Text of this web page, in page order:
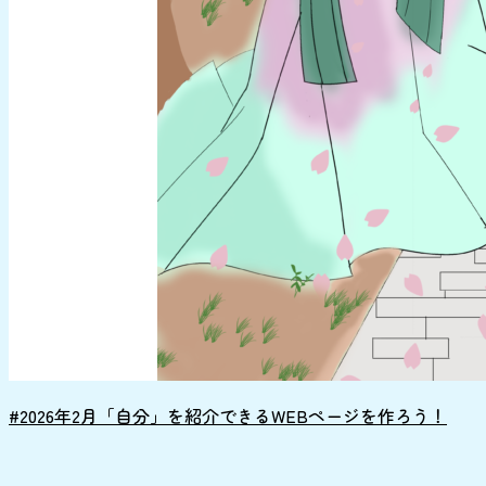
#2026年2月「自分」を紹介できるWEBページを作ろう！